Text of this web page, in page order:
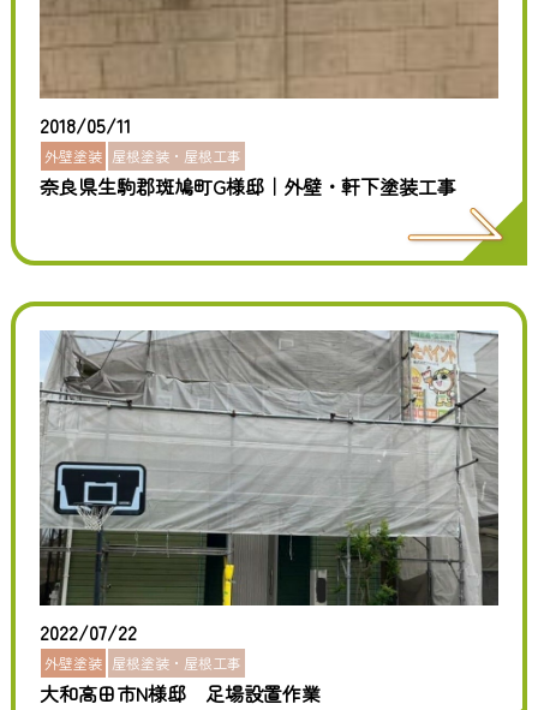
2018/05/11
外壁塗装 屋根塗装・屋根工事
奈良県生駒郡斑鳩町G様邸｜外壁・軒下塗装工事
2022/07/22
外壁塗装 屋根塗装・屋根工事
大和高田市N様邸 足場設置作業